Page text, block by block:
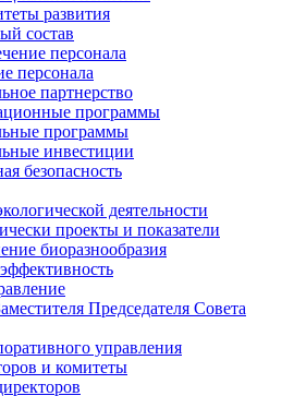
развития
состав
персонала
персонала
партнерство
программы
программы
инвестиции
безопасность
деятельности
проекты и показатели
биоразнообразия
Председателя Совета
управления
и комитеты